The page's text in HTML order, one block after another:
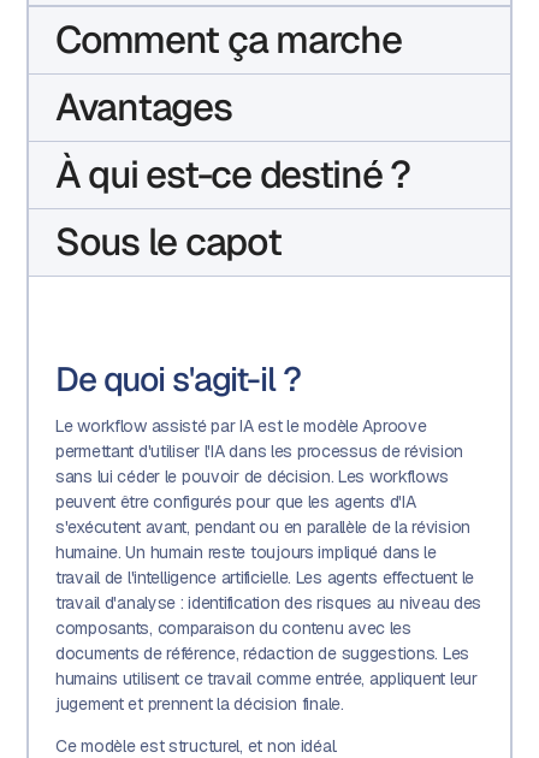
Comment ça marche
Avantages
À qui est-ce destiné ?
Sous le capot
De quoi s'agit-il ?
Le workflow assisté par IA est le modèle Aproove
permettant d'utiliser l'IA dans les processus de révision
sans lui céder le pouvoir de décision. Les workflows
peuvent être configurés pour que les agents d'IA
s'exécutent avant, pendant ou en parallèle de la révision
humaine. Un humain reste toujours impliqué dans le
travail de l'intelligence artificielle. Les agents effectuent le
travail d'analyse : identification des risques au niveau des
composants, comparaison du contenu avec les
documents de référence, rédaction de suggestions. Les
humains utilisent ce travail comme entrée, appliquent leur
jugement et prennent la décision finale.
Ce modèle est structurel, et non idéal.